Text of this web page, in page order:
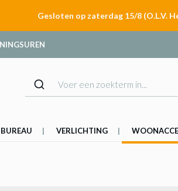
Gesloten op zaterdag 15/8 (O.L.V.
BUREAU VERLICHTING